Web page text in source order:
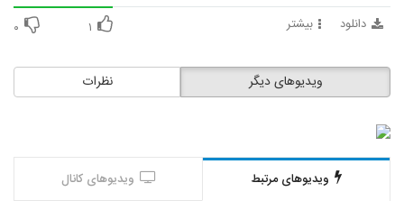
2134
2135
دانلود آهنگ نمیخوام باور کنم از رضا اسلامی
خاطرات
دانلود بیشتر ۱ ۰
نظرات ویدیوهای دیگر
ویدیوهای مرتبط ویدیوهای کانال